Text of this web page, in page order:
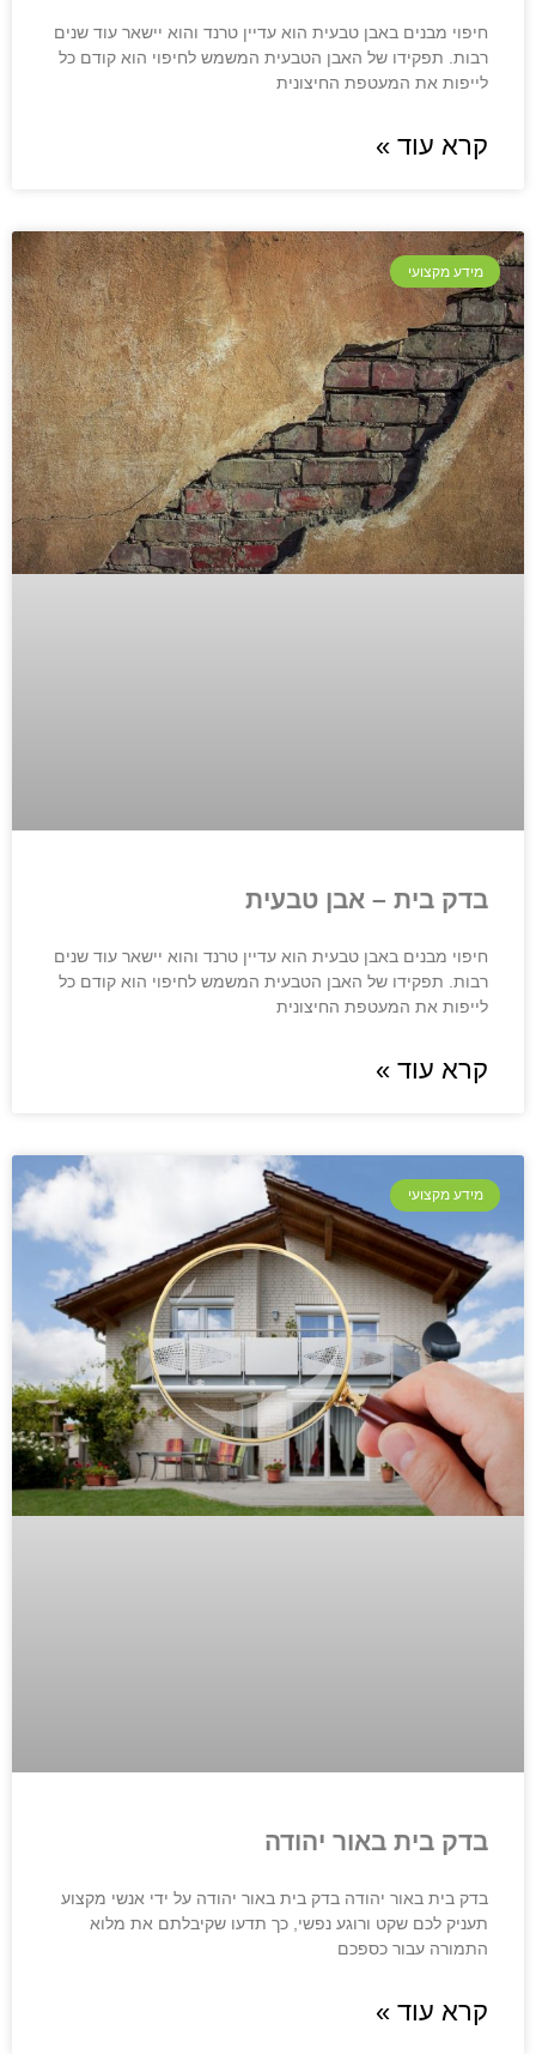
חיפוי מבנים באבן טבעית הוא עדיין טרנד והוא יישאר עוד שנים
רבות. תפקידו של האבן הטבעית המשמש לחיפוי הוא קודם כל
לייפות את המעטפת החיצונית
קרא עוד »
מידע מקצועי
בדק בית – אבן טבעית
חיפוי מבנים באבן טבעית הוא עדיין טרנד והוא יישאר עוד שנים
רבות. תפקידו של האבן הטבעית המשמש לחיפוי הוא קודם כל
לייפות את המעטפת החיצונית
קרא עוד »
מידע מקצועי
בדק בית באור יהודה
בדק בית באור יהודה בדק בית באור יהודה על ידי אנשי מקצוע
תעניק לכם שקט ורוגע נפשי, כך תדעו שקיבלתם את מלוא
התמורה עבור כספכם
קרא עוד »